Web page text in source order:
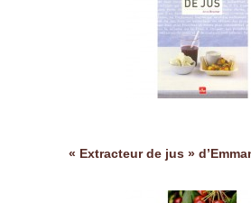
« Extracteur de jus »